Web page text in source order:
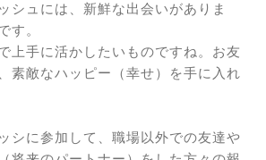
シュには、新鮮な出会いがありま
す。
上手に活かしたいものですね。お友
素敵なハッピー（幸せ）を手に入れ
シに参加して、職場以外での友達や